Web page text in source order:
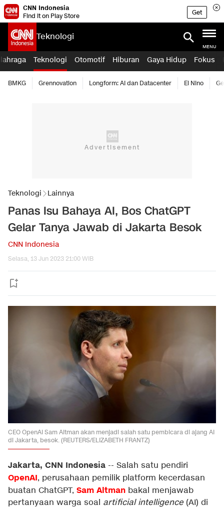
CNN Indonesia
Find it on Play Store
Get
Teknologi
MENU
Teknologi Otomotif Hiburan Gaya Hidup Fokus
BMKG Grennovation Longform: AI dan Datacenter El Nino
Teknologi Lainnya
Panas Isu Bahaya AI, Bos ChatGPT
Gelar Tanya Jawab di Jakarta Besok
CNN Indonesia
Selasa, 13 Jun 2023 21:00 WIB
CEO OpenAI Sam Altman akan menjadi salah satu pembicara di ajang AI
di Jakarta, besok. (REUTERS/ELIZABETH FRANTZ)
Jakarta, CNN Indonesia -- Salah satu pendiri
OpenAI, perusahaan pemilik platform kecerdasan
buatan ChatGPT, Sam Altman bakal menjawab
pertanyaan warga soal artificial intelligence (AI) di